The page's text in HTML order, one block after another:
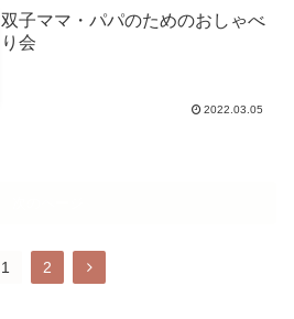
双子ママ・パパのためのおしゃべ
り会
2022.03.05
1 2